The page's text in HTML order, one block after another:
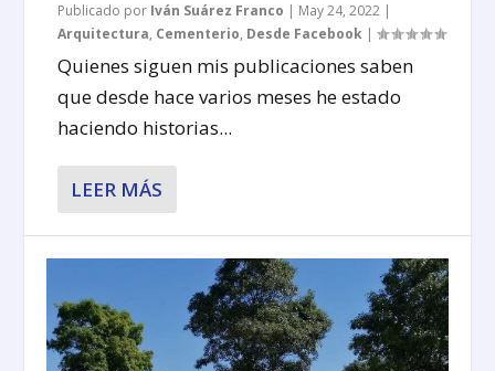
Publicado por Iván Suárez Franco | May 24, 2022 |
Arquitectura, Cementerio, Desde Facebook |
Quienes siguen mis publicaciones saben
que desde hace varios meses he estado
haciendo historias...
LEER MÁS